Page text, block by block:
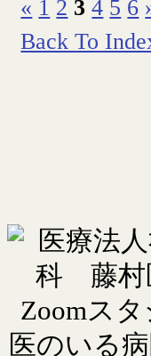
« 1 2 3 4 5 6
Back To